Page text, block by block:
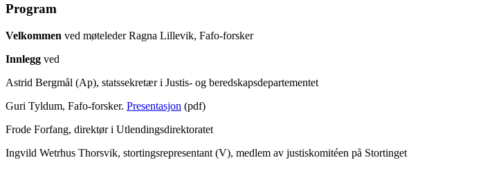
Program
Velkommen ved møteleder Ragna Lillevik, Fafo-forsker
Innlegg ved
Astrid Bergmål (Ap), statssekretær i Justis- og beredskapsdepartementet
Guri Tyldum, Fafo-forsker. Presentasjon (pdf)
Frode Forfang, direktør i Utlendingsdirektoratet
Ingvild Wetrhus Thorsvik, stortingsrepresentant (V), medlem av justiskomitéen på Stortinget